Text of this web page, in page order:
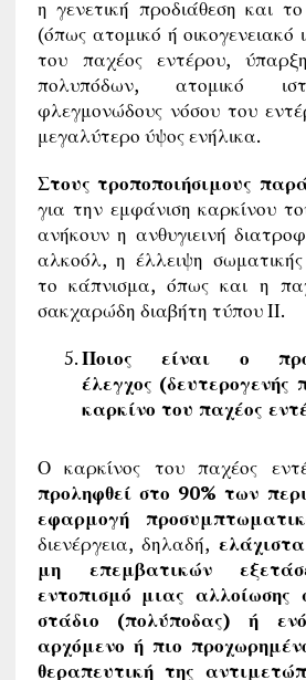
η γενετική προδιάθεση και το
(όπως ατομικό ή οικογενειακό
του παχέος εντέρου,
πολυπόδων, ατομικό
φλεγμονώδους νόσου του
μεγαλύτερο ύψος ενήλικα.
Στους τροποποιήσιμους
για την εμφάνιση καρκίνου
ανήκουν η ανθυγιεινή
αλκοόλ, η έλλειψη
το κάπνισμα, όπως και η
σακχαρώδη διαβήτη τύπου ΙΙ.
Ποιος είναι ο
έλεγχος (δευτερογενής
καρκίνο του παχέος
Ο καρκίνος του παχέος
προληφθεί στο 90% των
εφαρμογή
διενέργεια, δηλαδή,
μη επεμβατικών
εντοπισμό μιας αλλοίωσης
στάδιο (πολύποδας) ή
αρχόμενο ή πιο
θεραπευτική της